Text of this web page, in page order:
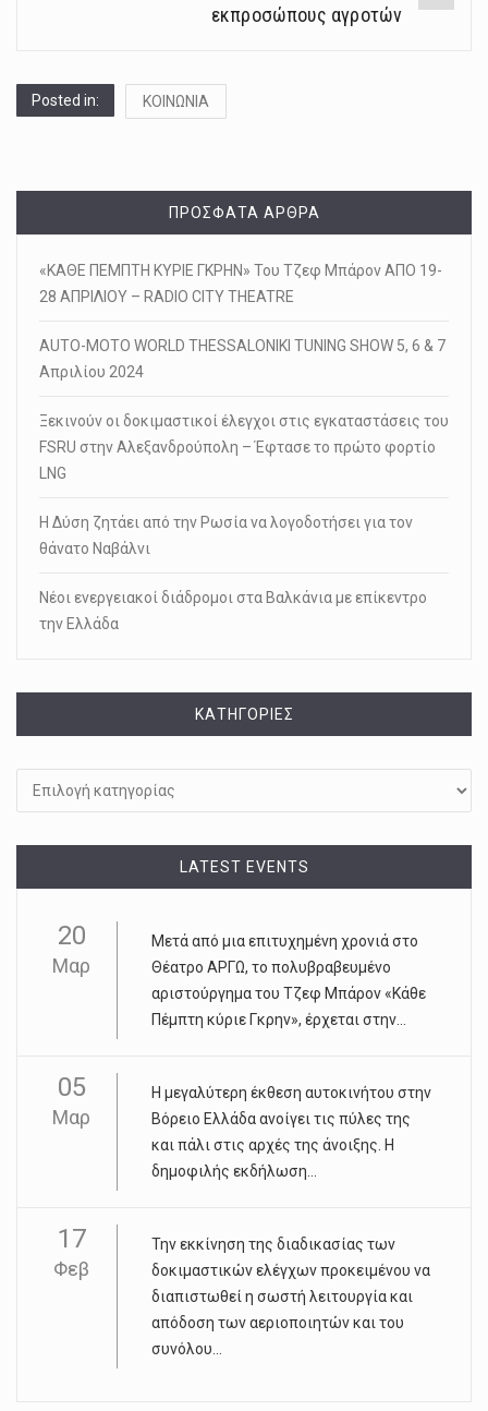
εκπροσώπους αγροτών
Posted in: ΚΟΙΝΩΝΙΑ
ΠΡΌΣΦΑΤΑ ΆΡΘΡΑ
«ΚΑΘΕ ΠΕΜΠΤΗ ΚΥΡΙΕ ΓΚΡΗΝ» Του Τζεφ Μπάρον ΑΠΟ 19-
28 ΑΠΡΙΛΙΟΥ – RADIO CITY THEATRE
AUTO-MOTO WORLD THESSALONIKI TUNING SHOW 5, 6 & 7
Απριλίου 2024
Ξεκινούν οι δοκιμαστικοί έλεγχοι στις εγκαταστάσεις του
FSRU στην Αλεξανδρούπολη – Έφτασε το πρώτο φορτίο
LNG
Η Δύση ζητάει από την Ρωσία να λογοδοτήσει για τον
θάνατο Ναβάλνι
Νέοι ενεργειακοί διάδρομοι στα Βαλκάνια με επίκεντρο
την Ελλάδα
KΑΤΗΓΟΡΊΕΣ
LATEST EVENTS
20
Μαρ
Μετά από μια επιτυχημένη χρονιά στο
Θέατρο ΑΡΓΩ, το πολυβραβευμένο
αριστούργημα του Τζεφ Μπάρον «Κάθε
Πέμπτη κύριε Γκρην», έρχεται στην...
05
Μαρ
Η μεγαλύτερη έκθεση αυτοκινήτου στην
Βόρειο Ελλάδα ανοίγει τις πύλες της
και πάλι στις αρχές της άνοιξης. Η
δημοφιλής εκδήλωση...
17
Φεβ
Την εκκίνηση της διαδικασίας των
δοκιμαστικών ελέγχων προκειμένου να
διαπιστωθεί η σωστή λειτουργία και
απόδοση των αεριοποιητών και του
συνόλου...